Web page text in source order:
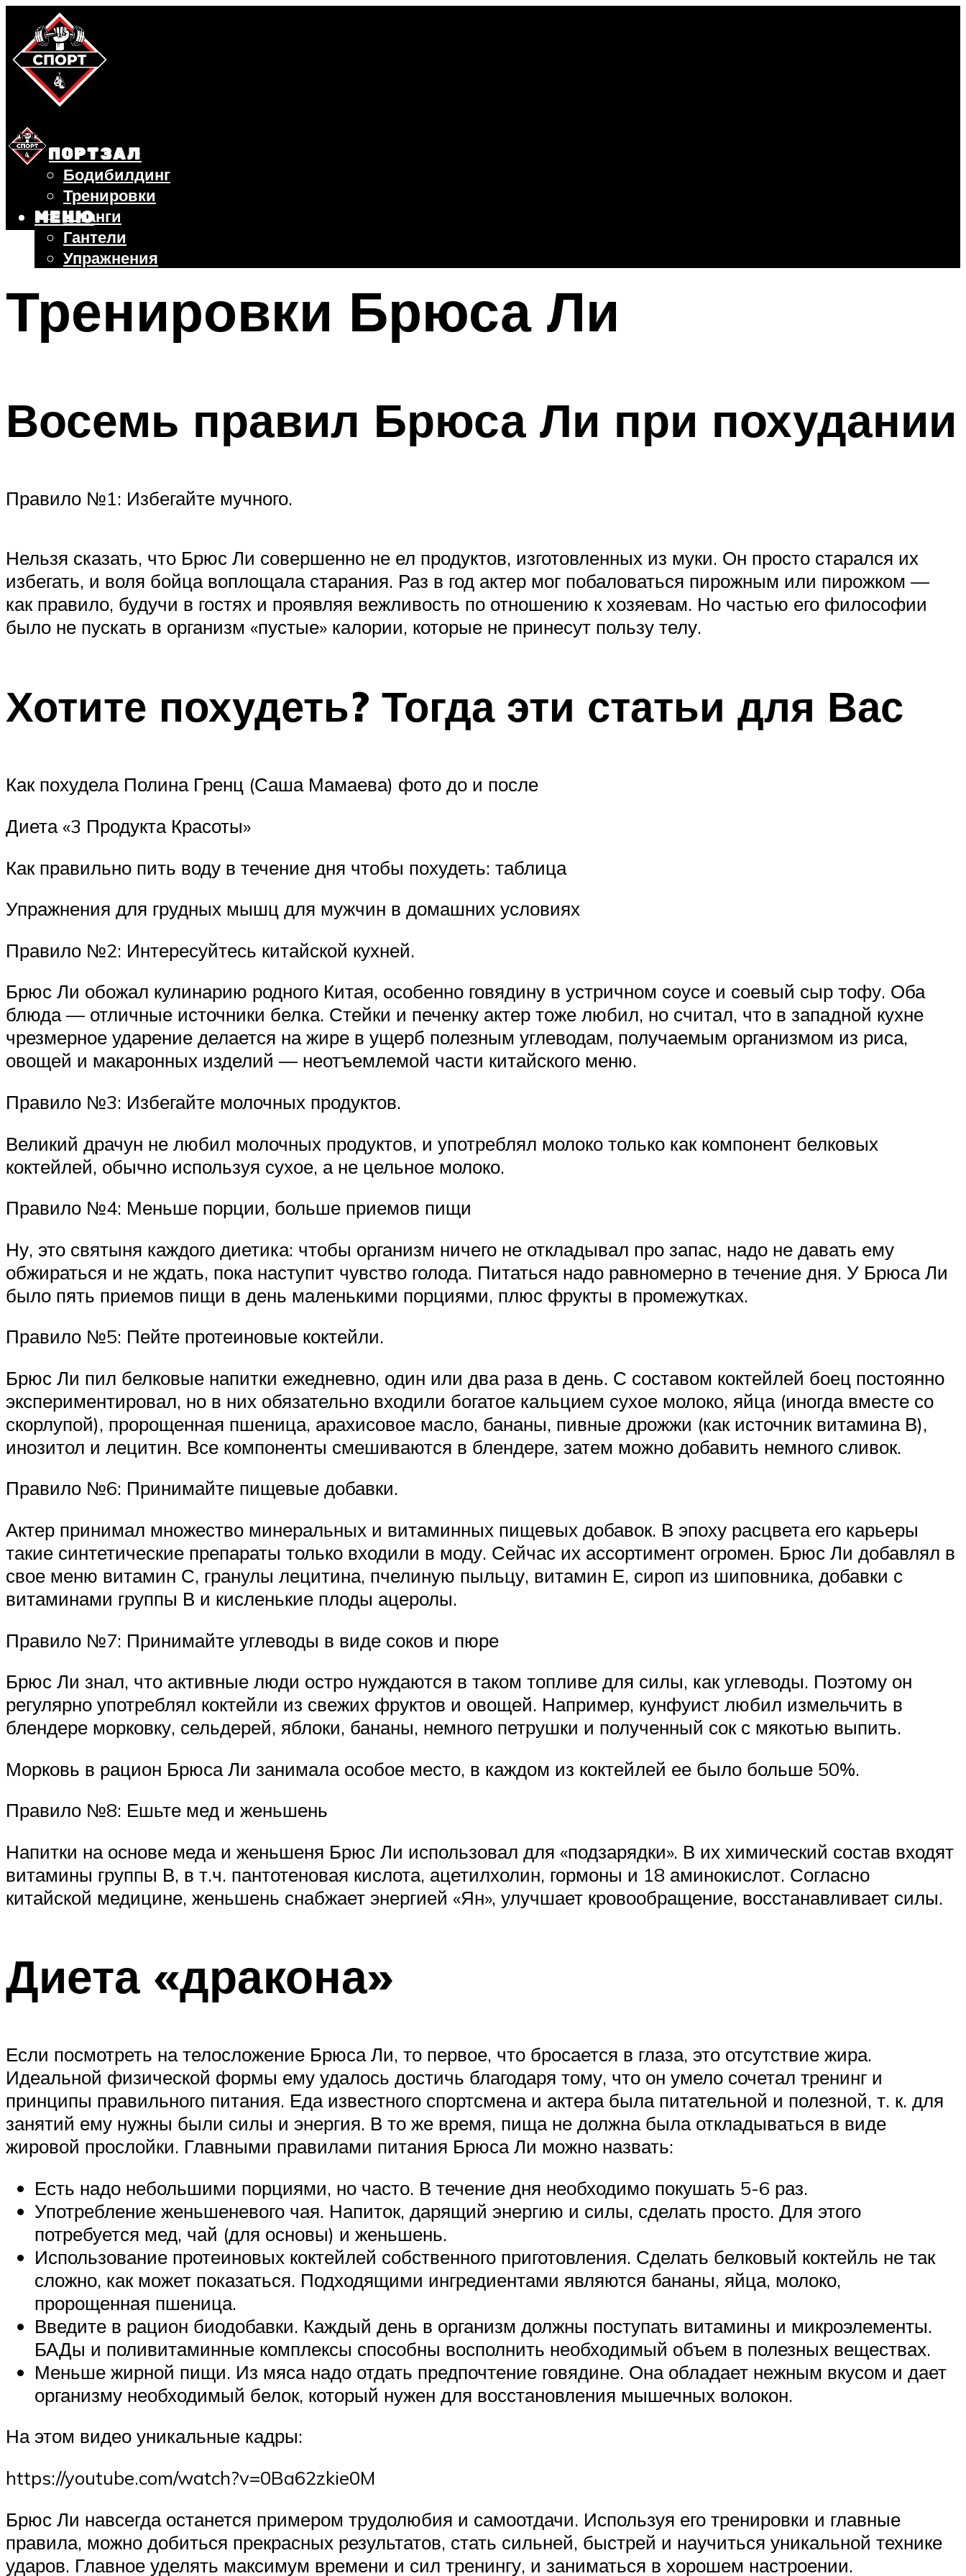
СПОРТЗАЛ
Бодибилдинг
Тренировки
Штанги
Гантели
Упражнения
БЕГ
ВЕЛОСИПЕД
ПОХУДЕНИЕ
МЕНЮ
Тренировки Брюса Ли
Восемь правил Брюса Ли при похудании
Правило №1: Избегайте мучного.
Нельзя сказать, что Брюс Ли совершенно не ел продуктов, изготовленных из муки. Он просто старался их
избегать, и воля бойца воплощала старания. Раз в год актер мог побаловаться пирожным или пирожком —
как правило, будучи в гостях и проявляя вежливость по отношению к хозяевам. Но частью его философии
было не пускать в организм «пустые» калории, которые не принесут пользу телу.
Хотите похудеть? Тогда эти статьи для Вас
Как похудела Полина Гренц (Саша Мамаева) фото до и после
Диета «3 Продукта Красоты»
Как правильно пить воду в течение дня чтобы похудеть: таблица
Упражнения для грудных мышц для мужчин в домашних условиях
Правило №2: Интересуйтесь китайской кухней.
Брюс Ли обожал кулинарию родного Китая, особенно говядину в устричном соусе и соевый сыр тофу. Оба
блюда — отличные источники белка. Стейки и печенку актер тоже любил, но считал, что в западной кухне
чрезмерное ударение делается на жире в ущерб полезным углеводам, получаемым организмом из риса,
овощей и макаронных изделий — неотъемлемой части китайского меню.
Правило №3: Избегайте молочных продуктов.
Великий драчун не любил молочных продуктов, и употреблял молоко только как компонент белковых
коктейлей, обычно используя сухое, а не цельное молоко.
Правило №4: Меньше порции, больше приемов пищи
Ну, это святыня каждого диетика: чтобы организм ничего не откладывал про запас, надо не давать ему
обжираться и не ждать, пока наступит чувство голода. Питаться надо равномерно в течение дня. У Брюса Ли
было пять приемов пищи в день маленькими порциями, плюс фрукты в промежутках.
Правило №5: Пейте протеиновые коктейли.
Брюс Ли пил белковые напитки ежедневно, один или два раза в день. С составом коктейлей боец постоянно
экспериментировал, но в них обязательно входили богатое кальцием сухое молоко, яйца (иногда вместе со
скорлупой), пророщенная пшеница, арахисовое масло, бананы, пивные дрожжи (как источник витамина В),
инозитол и лецитин. Все компоненты смешиваются в блендере, затем можно добавить немного сливок.
Правило №6: Принимайте пищевые добавки.
Актер принимал множество минеральных и витаминных пищевых добавок. В эпоху расцвета его карьеры
такие синтетические препараты только входили в моду. Сейчас их ассортимент огромен. Брюс Ли добавлял в
свое меню витамин С, гранулы лецитина, пчелиную пыльцу, витамин Е, сироп из шиповника, добавки с
витаминами группы В и кисленькие плоды ацеролы.
Правило №7: Принимайте углеводы в виде соков и пюре
Брюс Ли знал, что активные люди остро нуждаются в таком топливе для силы, как углеводы. Поэтому он
регулярно употреблял коктейли из свежих фруктов и овощей. Например, кунфуист любил измельчить в
блендере морковку, сельдерей, яблоки, бананы, немного петрушки и полученный сок с мякотью выпить.
Морковь в рацион Брюса Ли занимала особое место, в каждом из коктейлей ее было больше 50%.
Правило №8: Ешьте мед и женьшень
Напитки на основе меда и женьшеня Брюс Ли использовал для «подзарядки». В их химический состав входят
витамины группы В, в т.ч. пантотеновая кислота, ацетилхолин, гормоны и 18 аминокислот. Согласно
китайской медицине, женьшень снабжает энергией «Ян», улучшает кровообращение, восстанавливает силы.
Диета «дракона»
Если посмотреть на телосложение Брюса Ли, то первое, что бросается в глаза, это отсутствие жира.
Идеальной физической формы ему удалось достичь благодаря тому, что он умело сочетал тренинг и
принципы правильного питания. Еда известного спортсмена и актера была питательной и полезной, т. к. для
занятий ему нужны были силы и энергия. В то же время, пища не должна была откладываться в виде
жировой прослойки. Главными правилами питания Брюса Ли можно назвать:
Есть надо небольшими порциями, но часто. В течение дня необходимо покушать 5-6 раз.
Употребление женьшеневого чая. Напиток, дарящий энергию и силы, сделать просто. Для этого
потребуется мед, чай (для основы) и женьшень.
Использование протеиновых коктейлей собственного приготовления. Сделать белковый коктейль не так
сложно, как может показаться. Подходящими ингредиентами являются бананы, яйца, молоко,
пророщенная пшеница.
Введите в рацион биодобавки. Каждый день в организм должны поступать витамины и микроэлементы.
БАДы и поливитаминные комплексы способны восполнить необходимый объем в полезных веществах.
Меньше жирной пищи. Из мяса надо отдать предпочтение говядине. Она обладает нежным вкусом и дает
организму необходимый белок, который нужен для восстановления мышечных волокон.
На этом видео уникальные кадры:
https://youtube.com/watch?v=0Ba62zkie0M
Брюс Ли навсегда останется примером трудолюбия и самоотдачи. Используя его тренировки и главные
правила, можно добиться прекрасных результатов, стать сильней, быстрей и научиться уникальной технике
ударов. Главное уделять максимум времени и сил тренингу, и заниматься в хорошем настроении.